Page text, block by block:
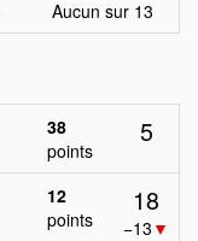
Aucun sur 13
38
points
5
12
points
18
−13 ▼